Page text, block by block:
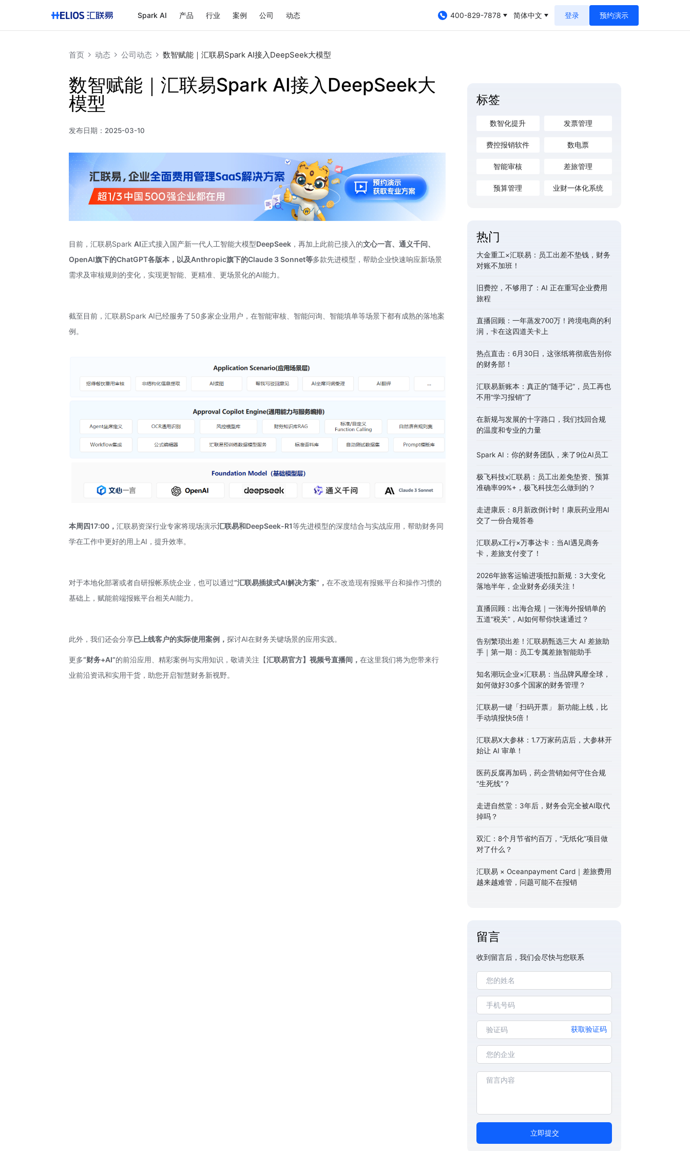
Spark AI 产品 行业 案例 公司 动态 400-829-7878 简体中文 登录 预约演示
首页 动态 公司动态 数智赋能｜汇联易Spark AI接入DeepSeek大模型
数智赋能｜汇联易Spark AI接入DeepSeek大
模型
发布日期： 2025-03-10
目前，汇联易SparkAI正式接入国产新一代人工智能大模型DeepSeek ，再加上此前已接入的文心一言、通义千问、
OpenAI旗下的ChatGPT各版本，以及Anthropic旗下的Claude 3 Sonnet等多款先进模型，帮助企业快速响应新场景
需求及审核规则的变化，实现更智能、更精准、更场景化的AI能力。
截至目前，汇联易Spark AI已经服务了50多家企业用户，在智能审核、智能问询、智能填单等场景下都有成熟的落地案
例。
本周四17:00，汇联易资深行业专家将现场演示汇联易和DeepSeek-R1等先进模型的深度结合与实战应用，帮助财务同
学在工作中更好的用上AI，提升效率。
对于本地化部署或者自研报帐系统企业，也可以通过“汇联易插拔式AI解决方案”，在不改造现有报账平台和操作习惯的
基础上，赋能前端报账平台相关AI能力。
此外，我们还会分享已上线客户的实际使用案例，探讨AI在财务关键场景的应用实践。
更多“财务+AI”的前沿应用、精彩案例与实用知识，敬请关注【汇联易官方】视频号直播间，在这里我们将为您带来行
业前沿资讯和实用干货，助您开启智慧财务新视野。
标签
数智化提升 发票管理
费控报销软件 数电票
智能审核 差旅管理
预算管理 业财一体化系统
热门
大金重工×汇联易：员工出差不垫钱，财务
对账不加班！
旧费控，不够用了：AI 正在重写企业费用
旅程
直播回顾：一年蒸发700万！跨境电商的利
润，卡在这四道关卡上
热点直击：6月30日，这张纸将彻底告别你
的财务部！
汇联易新账本：真正的“随手记”，员工再也
不用“学习报销”了
在新规与发展的十字路口，我们找回合规
的温度和专业的力量
Spark AI：你的财务团队，来了9位AI员工
极飞科技x汇联易：员工出差免垫资、预算
准确率99%+，极飞科技怎么做到的？
走进康辰：8月新政倒计时！康辰药业用AI
交了一份合规答卷
汇联易x工行×万事达卡：当AI遇见商务
卡，差旅支付变了！
2026年旅客运输进项抵扣新规：3大变化
落地半年，企业财务必须关注！
直播回顾：出海合规｜一张海外报销单的
五道“税关”，AI如何帮你快速通过？
告别繁琐出差！汇联易甄选三大 AI 差旅助
手｜第一期：员工专属差旅智能助手
知名潮玩企业×汇联易：当品牌风靡全球，
如何做好30多个国家的财务管理？
汇联易一键「扫码开票」 新功能上线，比
手动填报快5倍！
汇联易X大参林：1.7万家药店后，大参林开
始让 AI 审单！
医药反腐再加码，药企营销如何守住合规
“生死线”？
走进自然堂：3年后，财务会完全被AI取代
掉吗？
双汇：8个月节省约百万，“无纸化”项目做
对了什么？
汇联易 × Oceanpayment Card｜差旅费用
越来越难管，问题可能不在报销
留言
收到留言后，我们会尽快与您联系
获取验证码
立即提交